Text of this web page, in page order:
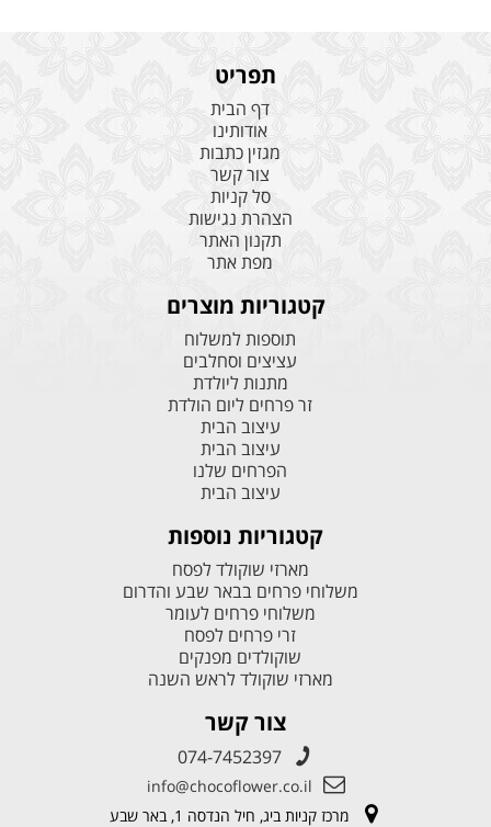
תפריט
דף הבית
אודותינו
מגזין כתבות
צור קשר
סל קניות
הצהרת נגישות
תקנון האתר
מפת אתר
קטגוריות מוצרים
תוספות למשלוח
עציצים וסחלבים
מתנות ליולדת
זר פרחים ליום הולדת
עיצוב הבית
עיצוב הבית
הפרחים שלנו
עיצוב הבית
קטגוריות נוספות
מארזי שוקולד לפסח
משלוחי פרחים בבאר שבע והדרום
משלוחי פרחים לעומר
זרי פרחים לפסח
שוקולדים מפנקים
מארזי שוקולד לראש השנה
צור קשר
074-7452397
info@chocoflower.co.il
מרכז קניות ביג, חיל הנדסה 1, באר שבע